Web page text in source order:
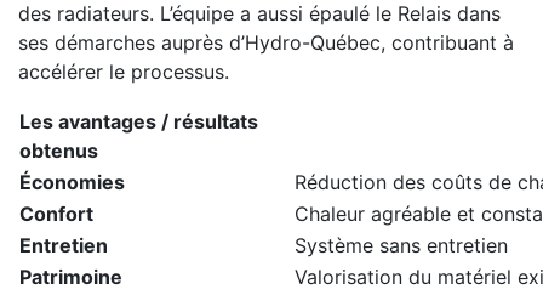
des radiateurs. L’équipe a aussi épaulé le Relais dans
ses démarches auprès d’Hydro-Québec, contribuant à
accélérer le processus.
Les avantages / résultats
obtenus
Économies
Réduction des coûts de
Confort
Chaleur agréable et
Entretien
Système sans entretien
Patrimoine
Valorisation du matériel